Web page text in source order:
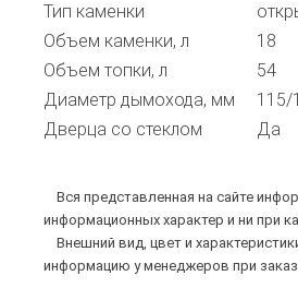
Тип каменки
Объем каменки, л
18
Объем топки, л
54
Диаметр дымохода, мм
115/
Дверца со стеклом
Да
Вся представленная на сайте
информационных характер и ни при
Внешний вид, цвет и
информацию у менеджеров при